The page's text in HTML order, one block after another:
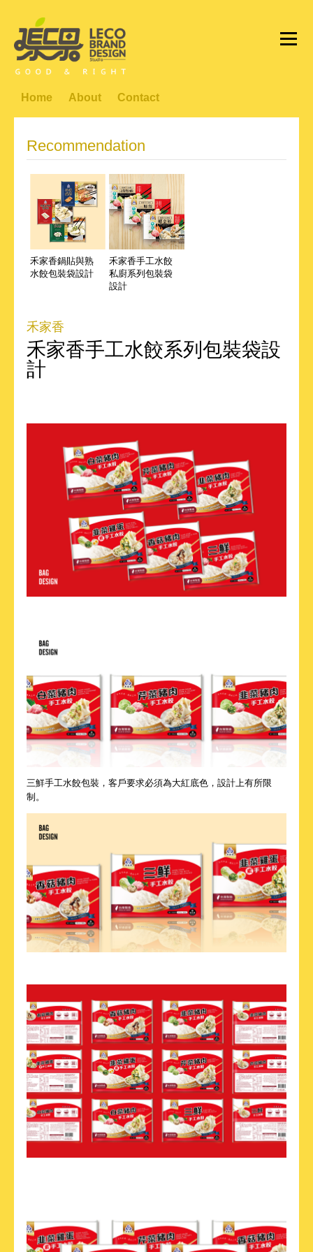
Home About Contact
Recommendation
禾家香鍋貼與熟
水餃包裝袋設計
禾家香手工水餃
私廚系列包裝袋
設計
禾家香
禾家香手工水餃系列包裝袋設
計
三鮮手工水餃包裝，客戶要求必須為大紅底色，設計上有所限
制。